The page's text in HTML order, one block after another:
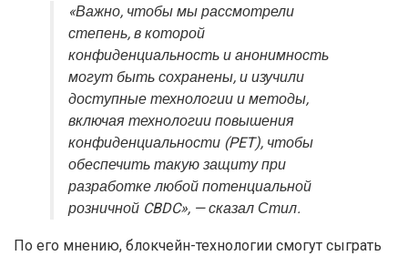
«Важно, чтобы мы рассмотрели
степень, в которой
конфиденциальность и анонимность
могут быть сохранены, и изучили
доступные технологии и методы,
включая технологии повышения
конфиденциальности (PET), чтобы
обеспечить такую ​​защиту при
разработке любой потенциальной
розничной CBDC», — сказал Стил.
По его мнению, блокчейн-технологии смогут сыграть